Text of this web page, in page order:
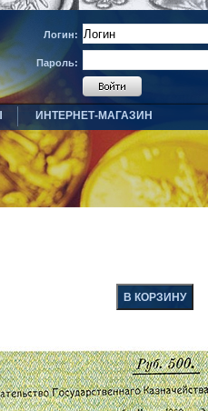
Логин:
Пароль:
ИНТЕРНЕТ-МАГАЗИН